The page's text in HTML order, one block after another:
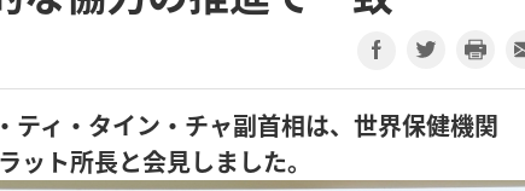
ィ・タイン・チャ副首相は、世界保健機関
ット所長と会見しました。